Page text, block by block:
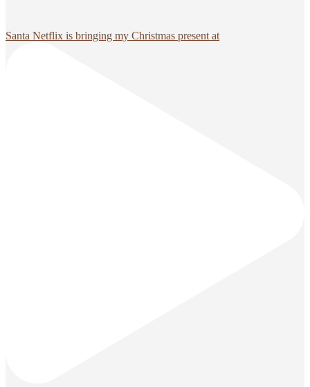
Santa Netflix is bringing my Christmas present at